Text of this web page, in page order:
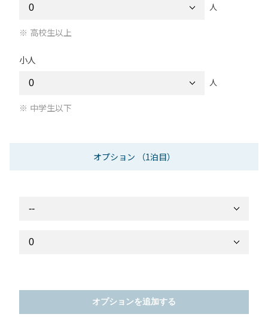
人
高校生以上
小人
人
中学生以下
オプション （1泊目）
オプションを追加する